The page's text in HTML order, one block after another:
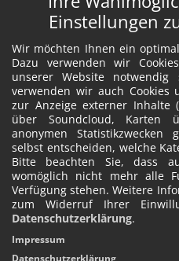
Einstellungen
Wir möchten Ihnen ein
Dazu verwenden wir
unserer Website
verwenden wir auch Cookies
zur Anzeige externer Inhalte
über Soundcloud, Karten
anonymen
selbst entscheiden, welche
Bitte beachten Sie, dass
womöglich nicht mehr alle
Verfügung stehen. Weitere
zum Widerruf Ihrer
Datenschutzerklärung.
Impressum